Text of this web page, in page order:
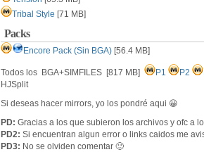
Tribal Style [71 MB]
Packs
Encore Pack (Sin BGA) [56.4 MB]
Todos los BGA+SIMFILES [817 MB] P1 P2
HJSplit
Si deseas hacer mirrors, yo los pondré aqui 😀
PD: Gracias a los que subieron los archivos y ofc a
PD2: Si encuentran algun error o links caidos me
PD3: No se olviden comentar 🙂